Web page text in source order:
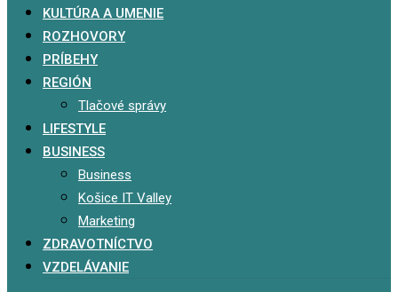
KULTÚRA A UMENIE
ROZHOVORY
PRÍBEHY
REGIÓN
Tlačové správy
LIFESTYLE
BUSINESS
Business
Košice IT Valley
Marketing
ZDRAVOTNÍCTVO
VZDELÁVANIE